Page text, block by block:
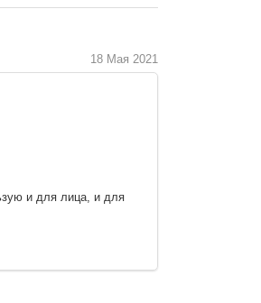
18 Мая 2021
и для лица, и для